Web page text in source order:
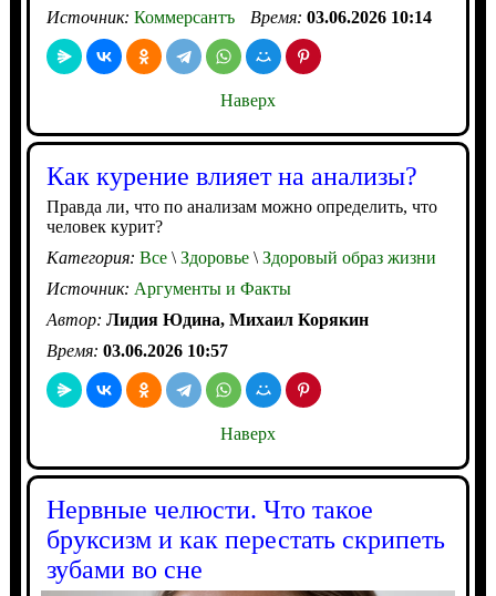
Источник: Коммерсантъ Время: 03.06.2026 10:14
Наверх
Как курение влияет на анализы?
Правда ли, что по анализам можно определить, что
человек курит?
Категория: Все\Здоровье\Здоровый образ жизни
Источник: Аргументы и Факты
Автор: Лидия Юдина, Михаил Корякин
Время: 03.06.2026 10:57
Наверх
Нервные челюсти. Что такое
бруксизм и как перестать скрипеть
зубами во сне